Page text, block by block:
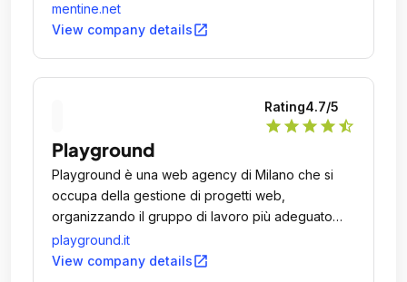
mentine.net
View company detailsopen_in_new
Rating4.7/5
star star star star star_half
Playground
Playground è una web agency di Milano che si
occupa della gestione di progetti web,
organizzando il gruppo di lavoro più adeguato
all'esigenza attraverso risorse interne o esterne
all'azienda.
playground.it
View company detailsopen_in_new